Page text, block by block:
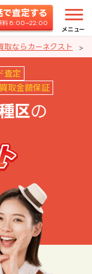
で査定する
料 8:00~22:00
メニュー
取ならカーネクスト
車買取
査定
買取金額保証
区の